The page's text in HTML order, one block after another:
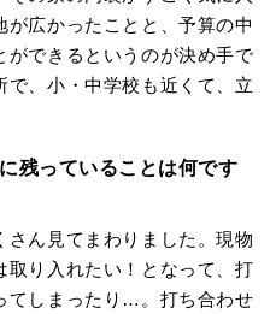
広かったことと、予算の中
ができるというのが決め手で
で、小・中学校も近くて、立
残っていることは何です
さん見てまわりました。現物
取り入れたい！となって、打
てしまったり…。打ち合わせ